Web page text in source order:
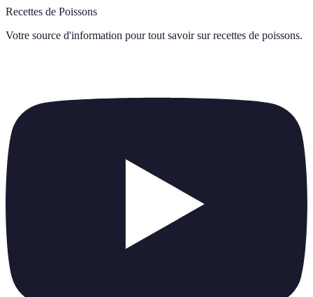
Recettes de Poissons
Votre source d'information pour tout savoir sur recettes de poissons.